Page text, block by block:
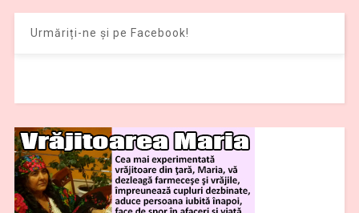
Urmăriți-ne și pe Facebook!